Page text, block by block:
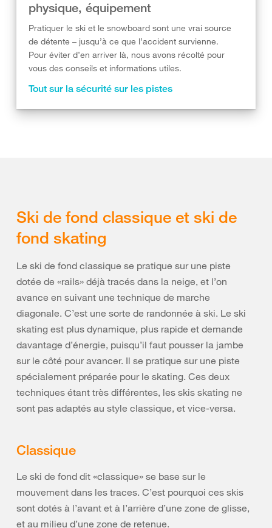
physique, équipement
Pratiquer le ski et le snowboard sont une vrai source
de détente – jusqu’à ce que l’accident survienne.
Pour éviter d’en arriver là, nous avons récolté pour
vous des conseils et informations utiles.
Tout sur la sécurité sur les pistes
Ski de fond classique et ski de
fond skating
Le ski de fond classique se pratique sur une piste
dotée de «rails» déjà tracés dans la neige, et l’on
avance en suivant une technique de marche
diagonale. C’est une sorte de randonnée à ski. Le ski
skating est plus dynamique, plus rapide et demande
davantage d’énergie, puisqu’il faut pousser la jambe
sur le côté pour avancer. Il se pratique sur une piste
spécialement préparée pour le skating. Ces deux
techniques étant très différentes, les skis skating ne
sont pas adaptés au style classique, et vice-versa.
Classique
Le ski de fond dit «classique» se base sur le
mouvement dans les traces. C’est pourquoi ces skis
sont dotés à l’avant et à l’arrière d’une zone de glisse,
et au milieu d’une zone de retenue.